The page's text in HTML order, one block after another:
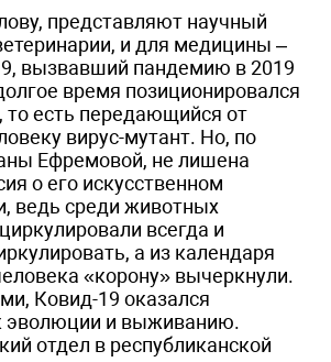
представляют научный
и для медицины –
вызвавший пандемию в 2019
время позиционировался
то есть передающийся от
вирус-мутант. Но, по
Ефремовой, не лишена
о его искусственном
ведь среди животных
всегда и
а из календаря
«корону» вычеркнули.
Ковид-19 оказался
эволюции и выживанию.
отдел в республиканской